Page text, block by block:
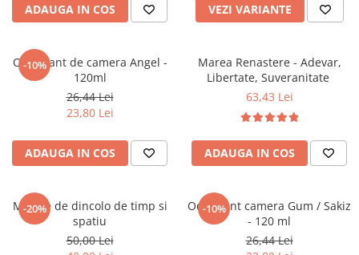
Realitatea Augmentata
ScienceConnection
ADAUGA IN COS VEZI VARIANTE
-10%
Odorizant de camera Angel -
120ml
26,44 Lei
23,80 Lei
ADAUGA IN COS
Marea Renastere - Adevar,
Libertate, Suveranitate
63,43 Lei
ADAUGA IN COS
-20%
Mesaje de dincolo de timp si
spatiu
50,00 Lei
-10%
Odorizant camera Gum / Sakiz
- 120 ml
26,44 Lei